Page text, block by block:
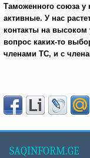
Таможенного союза у
активные. У нас
контакты на высоком
вопрос каких-то
членами ТС, и с
SAQINFORM.GE